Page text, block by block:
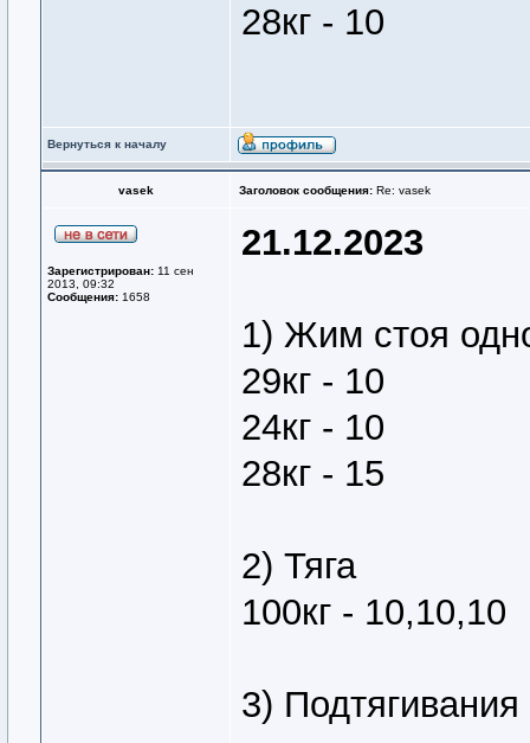
28кг - 10
Вернуться к началу
vasek Заголовок сообщения: Re: vasek
Зарегистрирован: 11 сен
2013, 09:32
Сообщения: 1658
21.12.2023
1) Жим стоя
29кг - 10
24кг - 10
28кг - 15
2) Тяга
100кг - 10,10,10
3)